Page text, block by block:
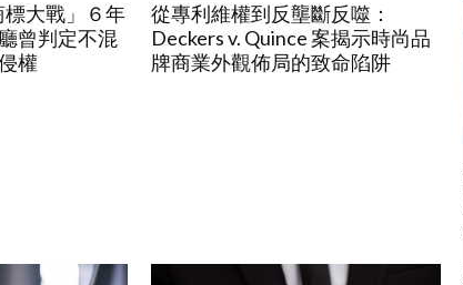
標大戰」６年
曾判定不混
權
從專利維權到反壟斷反噬：
Deckers v. Quince 案揭示時尚品
牌商業外觀佈局的致命陷阱